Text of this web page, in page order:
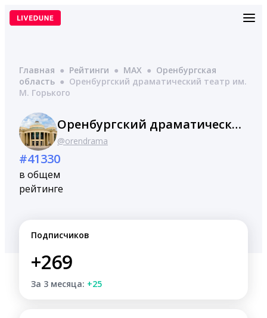
Перейти
Главная ● Рейтинги ● MAX ● Оренбургская
область ● Оренбургский драматический театр им.
М. Горького
Оренбургский драматический театр им. М. Горького
@orendrama
#41330
в общем
рейтинге
Подписчиков
+269
За 3 месяца: +25